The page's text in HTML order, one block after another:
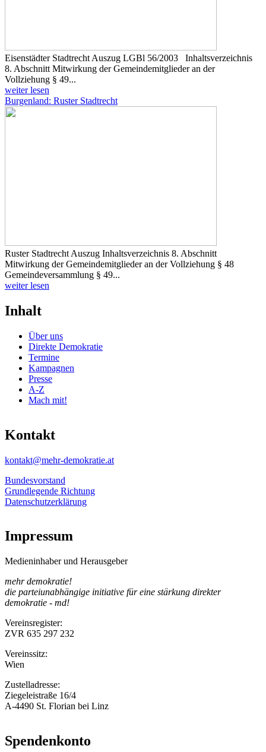
Eisenstädter Stadtrecht Auszug LGBl 56/2003 Inhaltsverzeichnis
8. Abschnitt Mitwirkung der Gemeindemitglieder an der
Vollziehung § 49...
weiter lesen
Burgenland: Ruster Stadtrecht
Ruster Stadtrecht Auszug Inhaltsverzeichnis 8. Abschnitt
Mitwirkung der Gemeindemitglieder an der Vollziehung § 48
Gemeindeversammlung § 49...
weiter lesen
Inhalt
Über uns
Direkte Demokratie
Termine
Kampagnen
Presse
A-Z
Mach mit!
Kontakt
kontakt@mehr-demokratie.at
Bundesvorstand
Grundlegende Richtung
Datenschutzerklärung
Impressum
Medieninhaber und Herausgeber
mehr demokratie!
die parteiunabhängige initiative für eine stärkung direkter
demokratie - md!
Vereinsregister:
ZVR 635 297 232
Vereinssitz:
Wien
Zustelladresse:
Ziegeleistraße 16/4
A-4490 St. Florian bei Linz
Spendenkonto